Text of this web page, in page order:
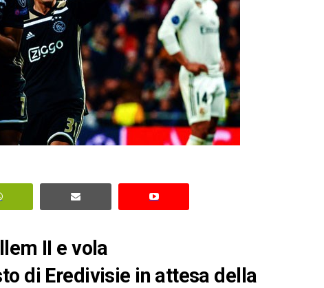
II e vola
di Eredivisie in attesa della